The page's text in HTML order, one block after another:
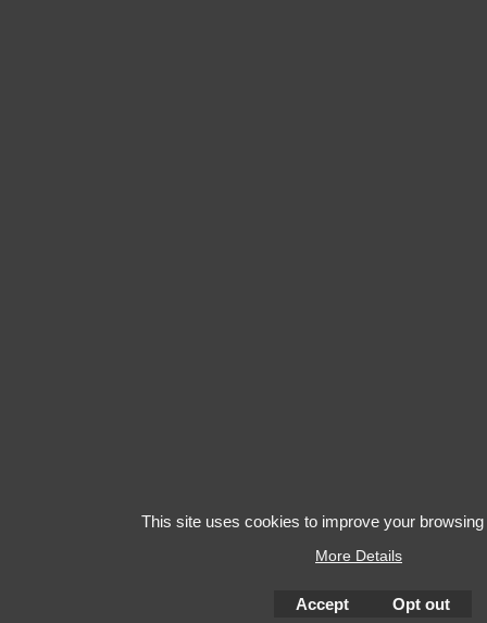
This site uses cookies to improve your
More Details
Accept Opt out